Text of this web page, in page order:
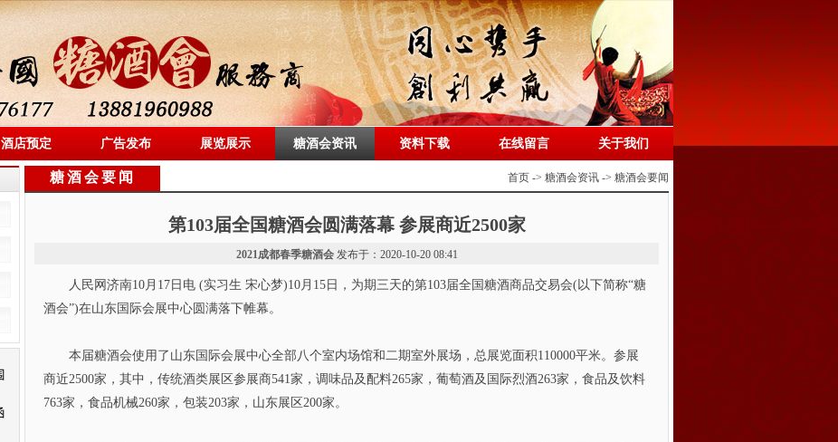
酒店预定 广告发布 展览展示 糖酒会资讯 资料下载 在线留言 关于我们
糖酒会要闻 首页 -> 糖酒会资讯 -> 糖酒会要闻
第103届全国糖酒会圆满落幕 参展商近2500家
2021成都春季糖酒会发布于：2020-10-20 08:41
人民网济南10月17日电 (实习生 宋心梦)10月15日，为期三天的第103届全国糖酒商品交易会(以下简称“糖
酒会”)在山东国际会展中心圆满落下帷幕。
本届糖酒会使用了山东国际会展中心全部八个室内场馆和二期室外展场，总展览面积110000平米。参展
商近2500家，其中，传统酒类展区参展商541家，调味品及配料265家，葡萄酒及国际烈酒263家，食品及饮料
763家，食品机械260家，包装203家，山东展区200家。